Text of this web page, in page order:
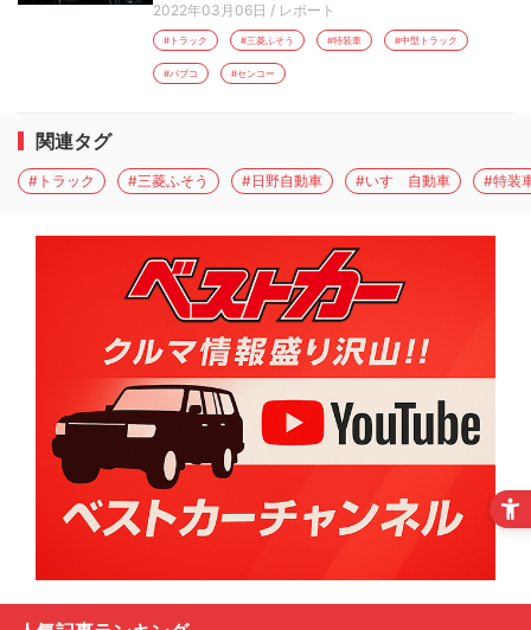
2022年03月06日 / レポート
#トラック #三菱ふそう #特装車 #中型トラック
#パブコ #センコー
関連タグ
#トラック #三菱ふそう #日野自動車 #いすゞ自動車 #特装